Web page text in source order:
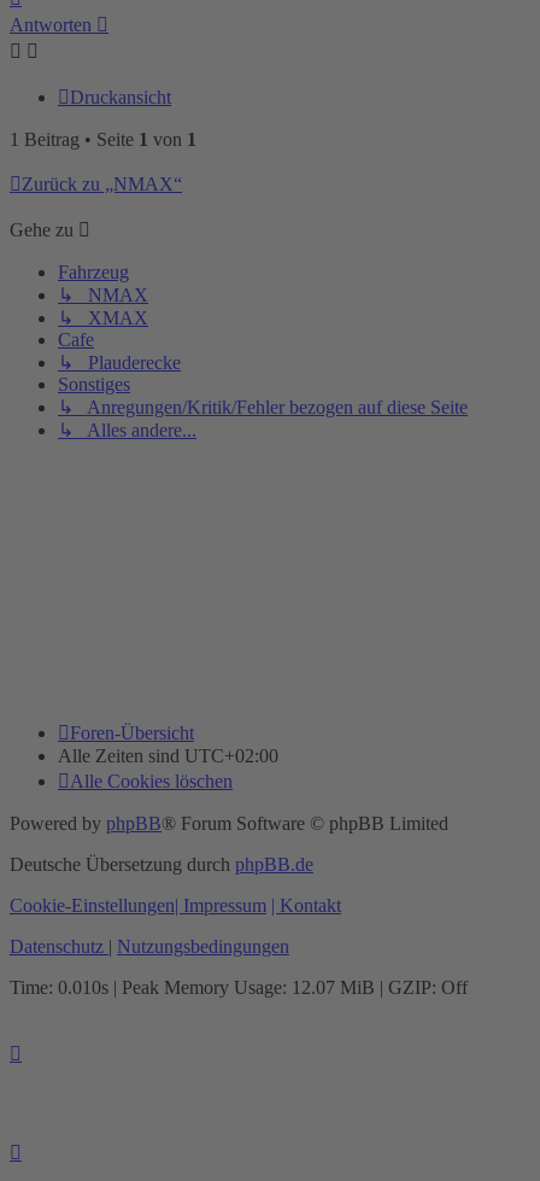
oben
Antworten
Druckansicht
1 Beitrag • Seite 1 von 1
Zurück zu „NMAX“
Gehe zu
Fahrzeug
↳ NMAX
↳ XMAX
Cafe
↳ Plauderecke
Sonstiges
↳ Anregungen/Kritik/Fehler bezogen auf diese Seite
↳ Alles andere...
Foren-Übersicht
Alle Zeiten sind UTC+02:00
Alle Cookies löschen
Powered by phpBB® Forum Software © phpBB Limited
Deutsche Übersetzung durch phpBB.de
Cookie-Einstellungen| Impressum | Kontakt
Datenschutz | Nutzungsbedingungen
Time: 0.010s | Peak Memory Usage: 12.07 MiB | GZIP: Off